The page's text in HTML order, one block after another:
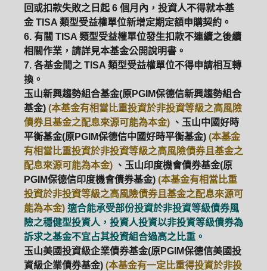
回或扣款失敗之日起 6 個月內，投資人不得就本基
金 TISA 類型受益權單位新增定期定額申購契約。
6. 有關 TISA 類型受益權單位發生扣款不連續之後續
相關作業，請詳見本基金公開說明書。
7. 各基金間之 TISA 類型受益權單位不得申請相互轉
換。
玉山新興趨勢組合基金(原PGIM保德信新興趨勢組合
基金) (本基金有相當比重投資於非投資等級之高風險
債券且基金之配息來源可能為本金) 、玉山中國好時
平衡基金(原PGIM保德信中國好時平衡基金) (本基金
有相當比重投資於非投資等級之高風險債券且基金之
配息來源可能為本金) 、玉山印度機會債券基金(原
PGIM保德信印度機會債券基金) (本基金有相當比重
投資於非投資等級之高風險債券且基金之配息來源可
能為本金) 適合能承受部份投資於非投資等級債券風
險之穩健型投資人，投資人投資以非投資等級債券為
訴求之基金不宜占其投資組合過高之比重。
玉山美國投資級企業債券基金(原PGIM保德信美國投
資級企業債券基金) (本基金有一定比重得投資於非投